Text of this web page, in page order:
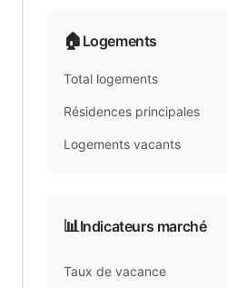
🏠 Logements
Total logements
Résidences principales
Logements vacants
📊Indicateurs marché
Taux de vacance